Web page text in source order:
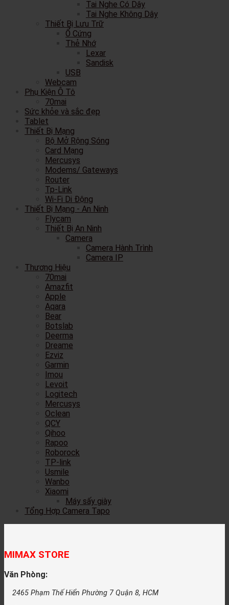
Tai Nghe Có Dây
Tai Nghe Không Dây
Thiết Bị Lưu Trữ
Ổ Cứng
Thẻ Nhớ
Lexar
Sandisk
USB
Webcam
Phụ Kiện Ô Tô
70mai
Sức khỏe và sắc đẹp
Tablet
Thiết Bị Mạng
Bộ Mở Rộng Sóng
Card Mạng
Mercusys
Modems/ Gateways
Router
Tp-Link
Wi-Fi Di Động
Thiết Bị Mạng - An Ninh
Flycam
Thiết Bị An Ninh
Camera
Camera Hành Trình
Camera IP
Thương Hiệu
70mai
Amazfit
Apple
Aqara
Bear
Botslab
Deerma
Dreame
Ezviz
Garmin
Imou
Levoit
Logitech
Mercusys
Oclean
QCY
Qihoo
Rapoo
Roborock
TP-link
Usmile
Wanbo
Xiaomi
Máy sấy giày
Tổng Hợp Camera Tapo
MIMAX STORE
Văn Phòng:
2465 Phạm Thế Hiển Phường 7 Quận 8, HCM